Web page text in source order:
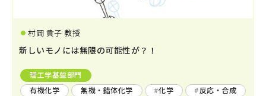
村岡 貴子 教授
新しいモノには無限の可能性が？！
理工学基盤部門
有機化学
無機・錯体化学 化学 反応・合成